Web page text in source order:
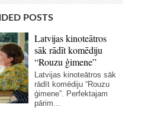
POSTS
Latvijas kinoteātros
sāk rādīt komēdiju
“Rouzu ģimene”
Latvijas kinoteātros sāk
rādīt komēdiju “Rouzu
ģimene”. Perfektajam
pārim...